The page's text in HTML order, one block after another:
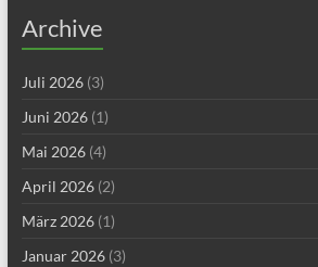
Archive
Juli 2026(3)
Juni 2026(1)
Mai 2026(4)
April 2026(2)
März 2026(1)
Januar 2026(3)